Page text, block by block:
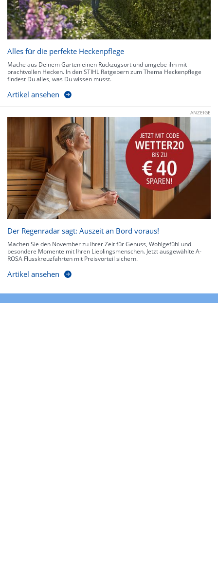
Alles für die perfekte Heckenpflege
Mache aus Deinem Garten einen Rückzugsort und umgebe ihn mit
prachtvollen Hecken. In den STIHL Ratgebern zum Thema Heckenpflege
findest Du alles, was Du wissen musst.
Artikel ansehen
ANZEIGE
Der Regenradar sagt: Auszeit an Bord voraus!
Machen Sie den November zu Ihrer Zeit für Genuss, Wohlgefühl und
besondere Momente mit Ihren Lieblingsmenschen. Jetzt ausgewählte A-
ROSA Flusskreuzfahrten mit Preisvorteil sichern.
Artikel ansehen